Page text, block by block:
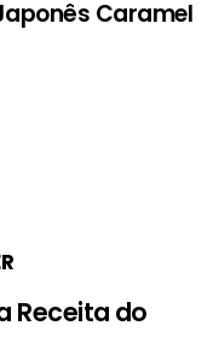
Caramel
Receita do